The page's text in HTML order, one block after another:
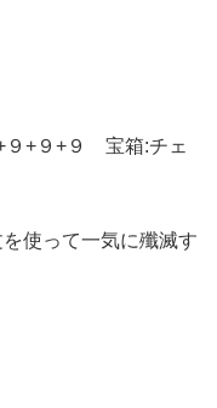
９+９+９ 宝箱:チェ
使って一気に殲滅す